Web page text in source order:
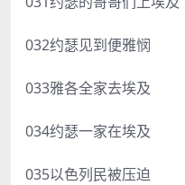
032约瑟见到便雅悯
033雅各全家去埃及
034约瑟一家在埃及
035以色列民被压迫